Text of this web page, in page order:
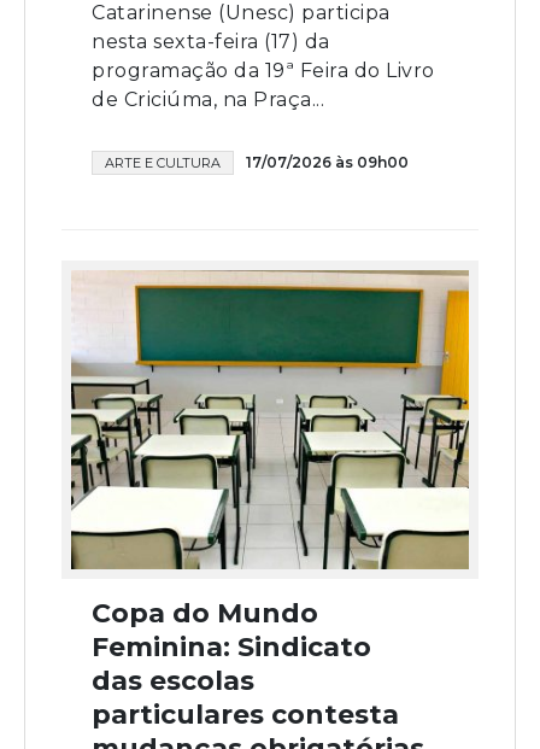
Catarinense (Unesc) participa
nesta sexta-feira (17) da
programação da 19ª Feira do Livro
de Criciúma, na Praça...
ARTE E CULTURA 17/07/2026 às 09h00
Copa do Mundo
Feminina: Sindicato
das escolas
particulares contesta